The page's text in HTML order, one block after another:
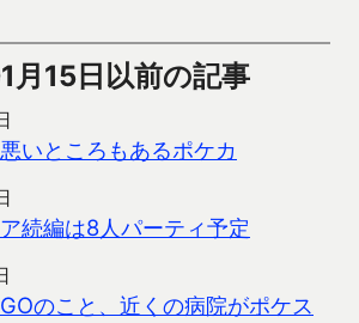
月15日以前の記事
いところもあるポケカ
続編は8人パーティ予定
のこと、近くの病院がポケス